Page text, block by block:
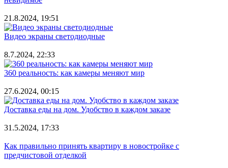
21.8.2024, 19:51
Видео экраны светодиодные
8.7.2024, 22:33
360 реальность: как камеры меняют мир
27.6.2024, 00:15
Доставка еды на дом. Удобство в каждом заказе
31.5.2024, 17:33
Как правильно принять квартиру в новостройке с
предчистовой отделкой